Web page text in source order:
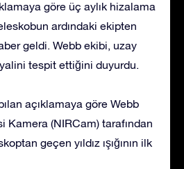
göre üç aylık hizalama
ardındaki ekipten
geldi. Webb ekibi, uzay
tespit ettiğini duyurdu.
açıklamaya göre Webb
Kamera (NIRCam) tarafından
geçen yıldız ışığının ilk